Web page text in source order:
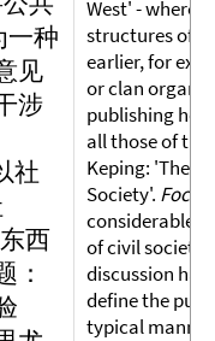
一种
见
涉
社
西
：
West' -
structures of a
earlier, for
or clan
publishing
all those of the
Keping: 'The
Society'. Focus
considerable
of civil society
discussion
define the
typical